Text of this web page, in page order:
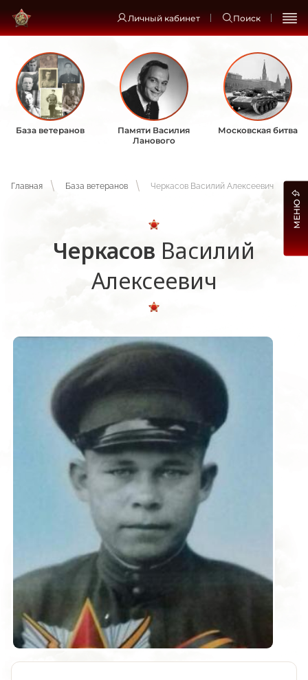
Личный кабинет Поиск
База ветеранов
Памяти Василия
Ланового
Московская битва
Главная База ветеранов Черкасов Василий Алексеевич
Черкасов Василий
Алексеевич
МЕНЮ